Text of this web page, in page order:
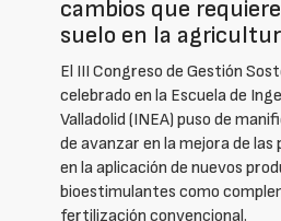
cambios que
suelo en la
El III Congreso de Gestión
celebrado en la Escuela de
Valladolid (INEA) puso de
de avanzar en la mejora de
en la aplicación de nuevos
bioestimulantes como
fertilización convencional.